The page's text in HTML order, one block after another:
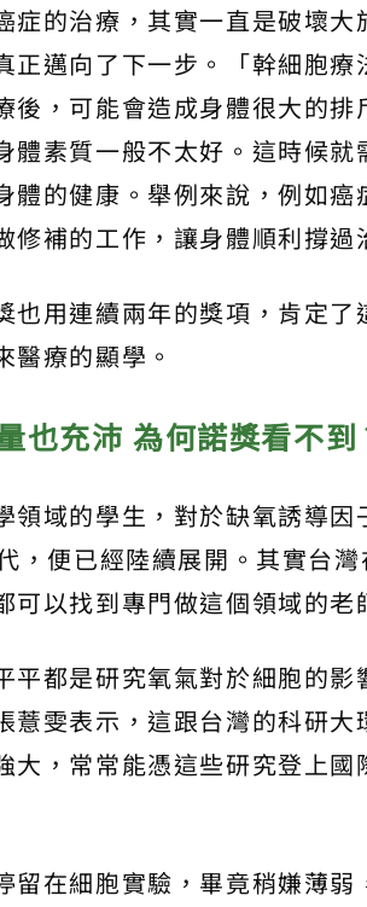
症的治療，其實一直是破壞
正邁向了下一步。「幹細胞
後，可能會造成身體很大的
體素質一般不太好。這時候
體的健康。舉例來說，例如
修補的工作，讓身體順利撐過
也用連續兩年的獎項，肯定
醫療的顯學。
也充沛為何諾獎看不到
領域的學生，對於缺氧誘導
，便已經陸續展開。其實台
可以找到專門做這個領域的老
平都是研究氧氣對於細胞的
薏雯表示，這跟台灣的科研
大，常常能憑這些研究登上
留在細胞實驗，畢竟稍嫌薄